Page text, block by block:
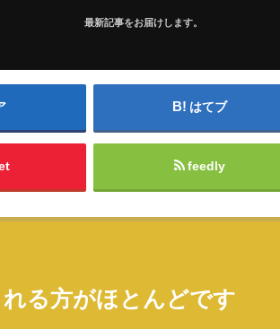
最新記事をお届けします。
はてブ
feedly
る方がほとんどです